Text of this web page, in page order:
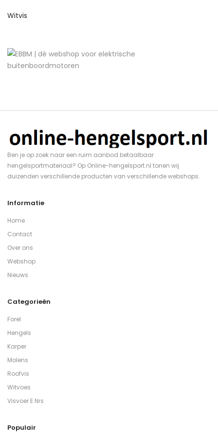
Witvis
Ben je op zoek naar een ruim aanbod betaalbaar
hengelsportmateriaal? Op Online-hengelsport.nl tonen wij
duizenden verschillende producten van verschillende webshops.
Informatie
Home
Contact
Over ons
Webshop
Nieuws
Categorieën
Forel
Hengels
Karper
Molens
Roofvis
Witvoes
Visvoer E Nrs
Populair